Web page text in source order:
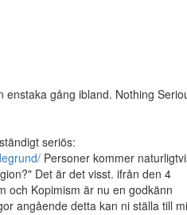
gång ibland. Nothing
seriös:
Personer kommer
Det är det visst. ifrån den 4
och Kopimism är nu en godkänn
angående detta kan ni ställa till